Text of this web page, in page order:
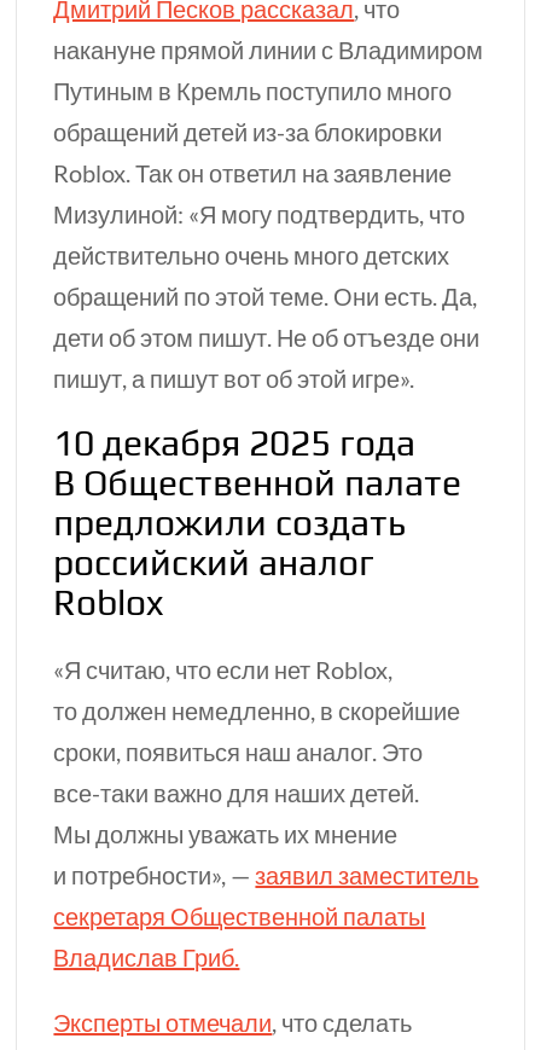
Дмитрий Песков рассказал, что
накануне прямой линии с Владимиром
Путиным в Кремль поступило много
обращений детей из-за блокировки
Roblox. Так он ответил на заявление
Мизулиной: «Я могу подтвердить, что
действительно очень много детских
обращений по этой теме. Они есть. Да,
дети об этом пишут. Не об отъезде они
пишут, а пишут вот об этой игре».
10 декабря 2025 года
В Общественной палате
предложили создать
российский аналог
Roblox
«Я считаю, что если нет Roblox,
то должен немедленно, в скорейшие
сроки, появиться наш аналог. Это
все-таки важно для наших детей.
Мы должны уважать их мнение
и потребности», —заявил заместитель
секретаря Общественной палаты
Владислав Гриб.
Эксперты отмечали, что сделать